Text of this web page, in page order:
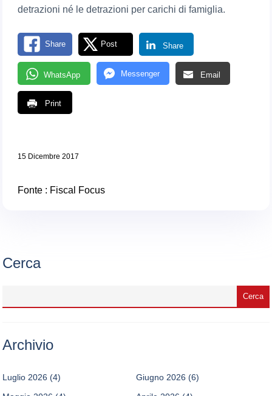
detrazioni né le detrazioni per carichi di famiglia.
Share Post Share
WhatsApp Messenger Email
Print
15 Dicembre 2017
Fonte : Fiscal Focus
Cerca
Archivio
Luglio 2026 (4) Giugno 2026 (6)